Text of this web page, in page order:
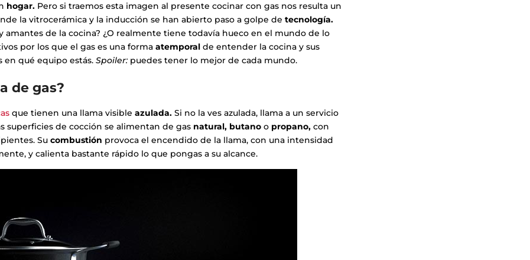
hogar. Pero si traemos esta imagen al presente cocinar con gas nos resulta un
la vitrocerámica y la inducción se han abierto paso a golpe detecnología.
amantes de la cocina? ¿O realmente tiene todavía hueco en el mundo de lo
por los que el gas es una formaatemporal de entender la cocina y sus
en qué equipo estás.Spoiler: puedes tener lo mejor de cada mundo.
de gas?
que tienen una llama visibleazulada. Si no la ves azulada, llama a un servicio
superficies de cocción se alimentan de gas natural, butano o propano, con
Sucombustión provoca el encendido de la llama, con una intensidad
y calienta bastante rápido lo que pongas a su alcance.